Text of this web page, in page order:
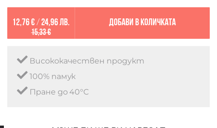
12,76 €/ 24,96 лв.
15,33 €
Добави в количката
Висококачествен продукт
100% памук
Пране до 40°C